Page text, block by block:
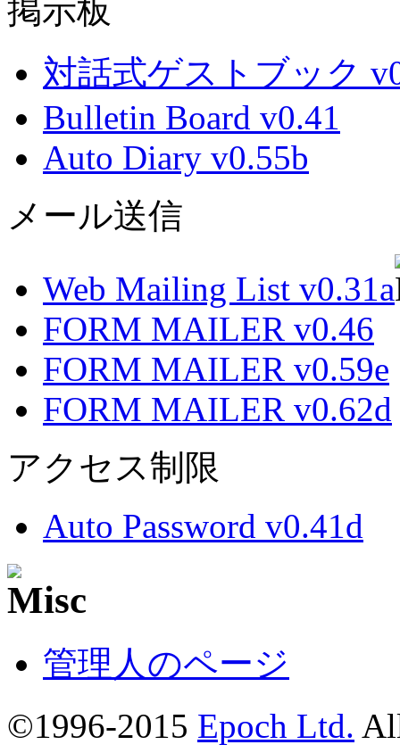
掲示板
対話式ゲストブック
Bulletin Board v0.41
Auto Diary v0.55b
メール送信
Web Mailing List v0.31a
FORM MAILER v0.46
FORM MAILER v0.59e
FORM MAILER v0.62d
アクセス制限
Auto Password v0.41d
管理人のページ
©1996-2015 Epoch Ltd.